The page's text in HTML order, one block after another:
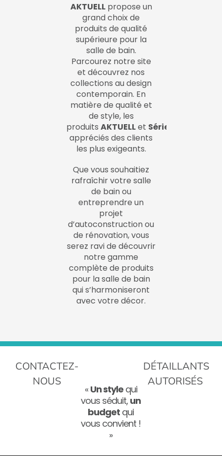
AKTUELLpropose un
grand choix de
produits de qualité
supérieure pour la
salle de bain.
Parcourez notre site
et découvrez nos
collections au design
contemporain. En
matière de qualité et
de style, les
produitsAKTUELLet SériePRO
appréciés des clients
les plus exigeants.
Que vous souhaitiez
rafraîchir votre salle
de bain ou
entreprendre un
projet
d’autoconstruction ou
de rénovation, vous
serez ravi de découvrir
notre gamme
complète de produits
pour la salle de bain
qui s’harmoniseront
avec votre décor.
CONTACTEZ-
NOUS
« Un stylequi
vous séduit, un
budget qui
vous convient !
»
DÉTAILLANTS
AUTORISÉS